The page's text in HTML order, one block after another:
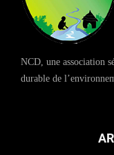
NCD, une association
durable de